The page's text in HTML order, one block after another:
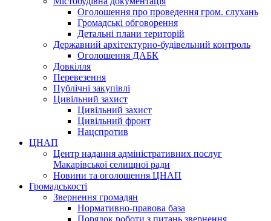
Оголошення про проведення гром. слухань
Громадські обговорення
Детальні плани територій
Державний архітектурно-будівельний контроль
Оголошення ДАБК
Довкілля
Перевезення
Публічні закупівлі
Цивільний захист
Цивільний захист
Цивільний фронт
Нацспротив
ЦНАП
Центр надання адміністративних послуг
Макарівської селищної ради
Новини та оголошення ЦНАП
Громадськості
Звернення громадян
Нормативно-правова база
Порядок роботи з питань звернення